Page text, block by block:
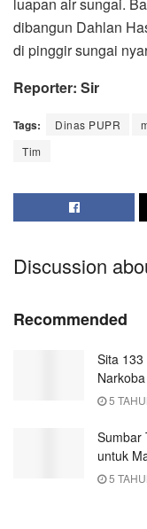
dibangun Dahlan
di pinggir sungai
Reporter: Sir
Tags: Dinas PUPR
Tim
Discussion
Recommended
Sita
5
Sumbar
untuk
5